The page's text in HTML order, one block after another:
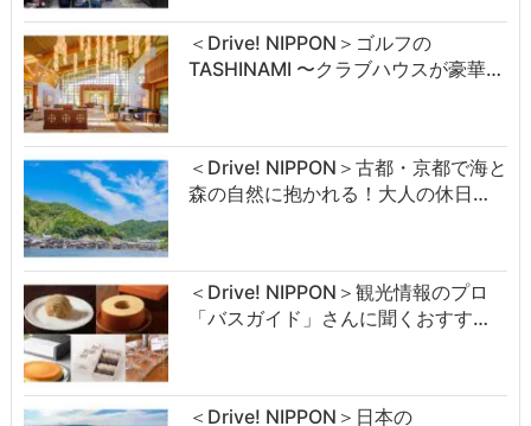
＜Drive! NIPPON＞ゴルフの
TASHINAMI 〜クラブハウスが豪華…
＜Drive! NIPPON＞古都・京都で海と
森の自然に抱かれる！大人の休日…
＜Drive! NIPPON＞観光情報のプロ
「バスガイド」さんに聞くおすす…
＜Drive! NIPPON＞日本の